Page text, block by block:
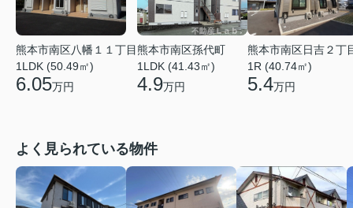
熊本市南区八幡１１丁目
1LDK (50.49㎡)
6.05万円
熊本市南区孫代町
1LDK (41.43㎡)
4.9万円
熊本市南区日吉２丁
1R (40.74㎡)
5.4万円
よく見られている物件